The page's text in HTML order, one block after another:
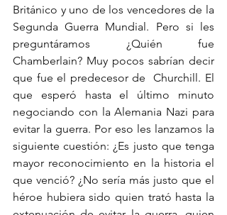
Británico y uno de los vencedores de la
Segunda Guerra Mundial. Pero si les
preguntáramos ¿Quién fue
Chamberlain? Muy pocos sabrían decir
que fue el predecesor de  Churchill. El
que esperó hasta el último minuto
negociando con la Alemania Nazi para
evitar la guerra. Por eso les lanzamos la
siguiente cuestión: ¿Es justo que tenga
mayor reconocimiento en la historia el
que venció? ¿No sería más justo que el
héroe hubiera sido quien trató hasta la